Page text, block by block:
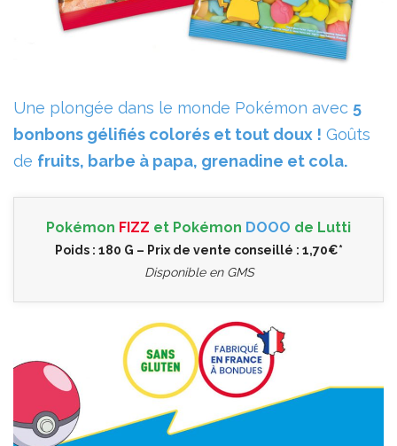
Une plongée dans le monde Pokémon avec 5
bonbons gélifiés colorés et tout doux ! Goûts
de fruits, barbe à papa, grenadine et cola.
Pokémon FIZZ et Pokémon DOOO de Lutti
Poids : 180 G – Prix de vente conseillé : 1,70€*
Disponible en GMS